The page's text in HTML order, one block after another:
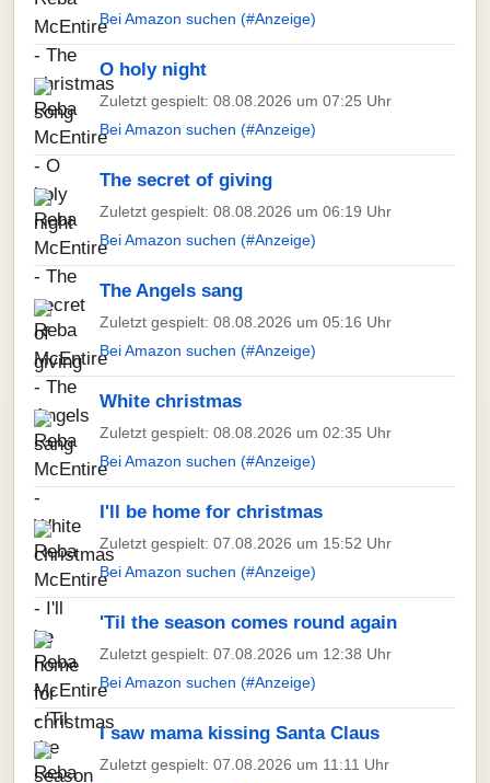
Bei Amazon suchen (#Anzeige)
O holy night
Zuletzt gespielt: 08.08.2026 um 07:25 Uhr
Bei Amazon suchen (#Anzeige)
The secret of giving
Zuletzt gespielt: 08.08.2026 um 06:19 Uhr
Bei Amazon suchen (#Anzeige)
The Angels sang
Zuletzt gespielt: 08.08.2026 um 05:16 Uhr
Bei Amazon suchen (#Anzeige)
White christmas
Zuletzt gespielt: 08.08.2026 um 02:35 Uhr
Bei Amazon suchen (#Anzeige)
I'll be home for christmas
Zuletzt gespielt: 07.08.2026 um 15:52 Uhr
Bei Amazon suchen (#Anzeige)
'Til the season comes round again
Zuletzt gespielt: 07.08.2026 um 12:38 Uhr
Bei Amazon suchen (#Anzeige)
I saw mama kissing Santa Claus
Zuletzt gespielt: 07.08.2026 um 11:11 Uhr